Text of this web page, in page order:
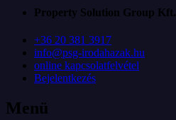
Property Solution Group Kft.
+36 20 381 3917
info@psg-irodahazak.hu
online kapcsolatfelvétel
Bejelentkezés
Menü